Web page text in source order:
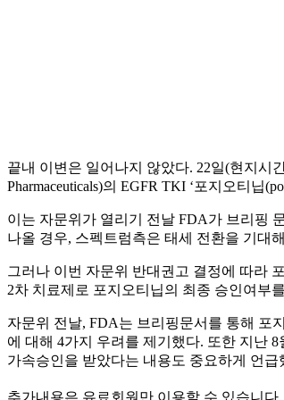
끝내 이변은 일어나지 않았다. 22일(현지시
Pharmaceuticals)의 EGFR TKI ‘포지오티닙
이는 자문위가 열리기 전날 FDA가 브리핑
나올 경우, 스펙트럼측은 태세 전환을 기대
그러나 이번 자문위 반대권고 결정에 따라
2차 치료제로 포지오티닙의 최종 승인여부
자문위 전날, FDA는 브리핑문서를 통해 포
에 대해 4가지 우려를 제기했다. 또한 지난 8
가속승인을 받았다는 내용도 중요하게 언급
추가내용은 유료회원만 이용할 수 있습니다.